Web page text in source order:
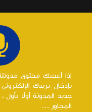
إذا أعجبك محتوى
بإدخال بريدك
جديد المدونة أولاً
المجاور ...